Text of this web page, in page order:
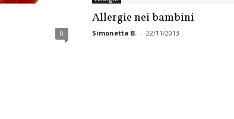
0
Allergie nei bambini
Simonetta B. - 22/11/2013